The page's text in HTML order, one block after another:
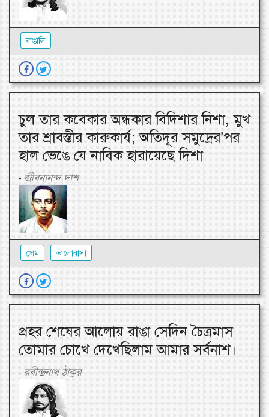
বাঙালি
চুল তার কবেকার অন্ধকার বিদিশার নিশা, মুখ
তার শ্রাবস্তীর কারুকার্য; অতিদূর সমুদ্রের’পর
হাল ভেঙে যে নাবিক হারায়েছে দিশা
- জীবনানন্দ দাশ
প্রেম ভালোবাসা
প্রহর শেষের আলোয় রাঙা সেদিন চৈত্রমাস
তোমার চোখে দেখেছিলাম আমার সর্বনাশ।
- রবীন্দ্রনাথ ঠাকুর